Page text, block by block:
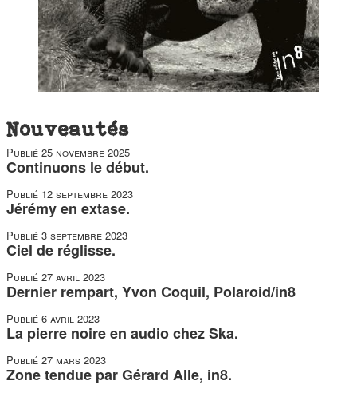
Nouveautés
Publié 25 novembre 2025
Continuons le début.
Publié 12 septembre 2023
Jérémy en extase.
Publié 3 septembre 2023
Ciel de réglisse.
Publié 27 avril 2023
Dernier rempart, Yvon Coquil, Polaroid/in8
Publié 6 avril 2023
La pierre noire en audio chez Ska.
Publié 27 mars 2023
Zone tendue par Gérard Alle, in8.